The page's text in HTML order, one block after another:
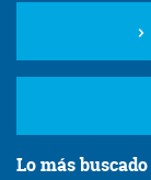
Lo más buscado